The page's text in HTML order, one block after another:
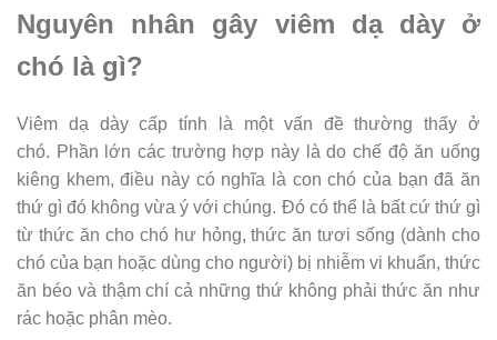
Nguyên nhân gây viêm dạ dày ở
chó là gì?
Viêm dạ dày cấp tính là một vấn đề thường thấy ở
chó. Phần lớn các trường hợp này là do chế độ ăn uống
kiêng khem, điều này có nghĩa là con chó của bạn đã ăn
thứ gì đó không vừa ý với chúng. Đó có thể là bất cứ thứ gì
từ thức ăn cho chó hư hỏng, thức ăn tươi sống (dành cho
chó của bạn hoặc dùng cho người) bị nhiễm vi khuẩn, thức
ăn béo và thậm chí cả những thứ không phải thức ăn như
rác hoặc phân mèo.